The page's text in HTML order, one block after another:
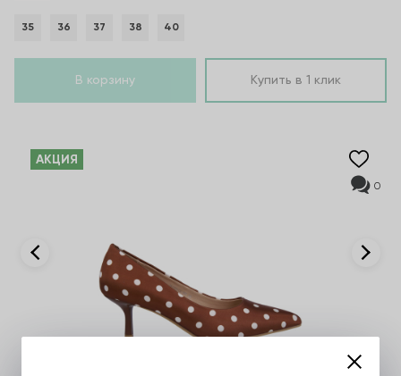
35 36 37 38 40
В корзину Купить в 1 клик
AКЦИЯ
0